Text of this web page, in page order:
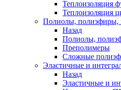
Теплоизоляция
Теплоизоляция
Полиолы, полиэфиры,
Назад
Полиолы,
Преполимеры
Сложные
Эластичные и
Назад
Эластичные и